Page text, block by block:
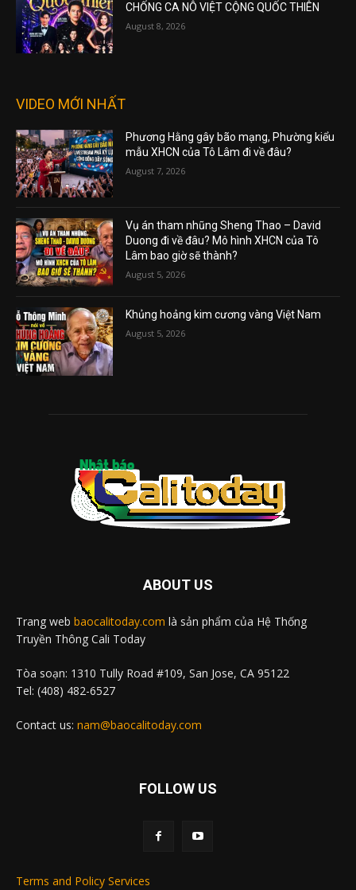
CHỐNG CA NÔ VIỆT CỘNG QUỐC THIÊN
August 8, 2026
VIDEO MỚI NHẤT
Phương Hằng gây bão mạng, Phường kiểu
mẫu XHCN của Tô Lâm đi về đâu?
August 7, 2026
Vụ án tham nhũng Sheng Thao – David
Duong đi về đâu? Mô hình XHCN của Tô
Lâm bao giờ sẽ thành?
August 5, 2026
Khủng hoảng kim cương vàng Việt Nam
August 5, 2026
ABOUT US
Trang web baocalitoday.com là sản phẩm của Hệ Thống
Truyền Thông Cali Today
Tòa soạn: 1310 Tully Road #109, San Jose, CA 95122
Tel: (408) 482-6527
Contact us: nam@baocalitoday.com
FOLLOW US
Terms and Policy Services